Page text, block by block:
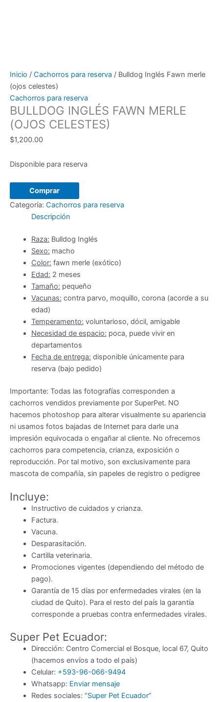
Inicio / Cachorros para reserva / Bulldog Inglés Fawn merle
(ojos celestes)
Cachorros para reserva
BULLDOG INGLÉS FAWN MERLE
(OJOS CELESTES)
$1,200.00
Disponible para reserva
Bulldog
Inglés
Fawn
celestes)
cantidad
Comprar
Categoría: Cachorros para reserva
Descripción
Raza: Bulldog Inglés
Sexo: macho
Color: fawn merle (exótico)
Edad: 2 meses
Tamaño: pequeño
Vacunas: contra parvo, moquillo, corona (acorde a su
edad)
Temperamento: voluntarioso, dócil, amigable
Necesidad de espacio: poca, puede vivir en
departamentos
Fecha de entrega: disponible únicamente para
reserva (bajo pedido)
Importante: Todas las fotografías corresponden a
cachorros vendidos previamente por SuperPet. NO
hacemos photoshop para alterar visualmente su apariencia
ni usamos fotos bajadas de Internet para darle una
impresión equivocada o engañar al cliente. No ofrecemos
cachorros para competencia, crianza, exposición o
reproducción. Por tal motivo, son exclusivamente para
mascota de compañía, sin papeles de registro o pedigree
Incluye:
Instructivo de cuidados y crianza.
Factura.
Vacuna.
Desparasitación.
Cartilla veterinaria.
Promociones vigentes (dependiendo del método de
pago).
Garantía de 15 días por enfermedades virales (en la
ciudad de Quito). Para el resto del país la garantía
corresponde a pruebas contra enfermedades virales.
Super Pet Ecuador:
Dirección: Centro Comercial el Bosque, local 67, Quito
(hacemos envíos a todo el país)
Celular: +593-96-066-9494
Whatsapp: Enviar mensaje
Redes sociales: “Super Pet Ecuador”